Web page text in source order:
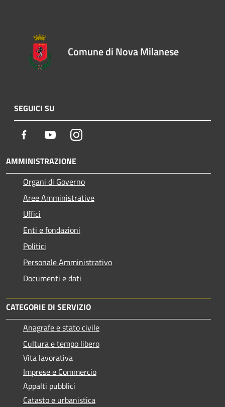
Comune di Nova Milanese
SEGUICI SU
Facebook YoutubeInstagram
AMMINISTRAZIONE
Organi di Governo
Aree Amministrative
Uffici
Enti e fondazioni
Politici
Personale Amministrativo
Documenti e dati
CATEGORIE DI SERVIZIO
Anagrafe e stato civile
Cultura e tempo libero
Vita lavorativa
Imprese e Commercio
Appalti pubblici
Catasto e urbanistica